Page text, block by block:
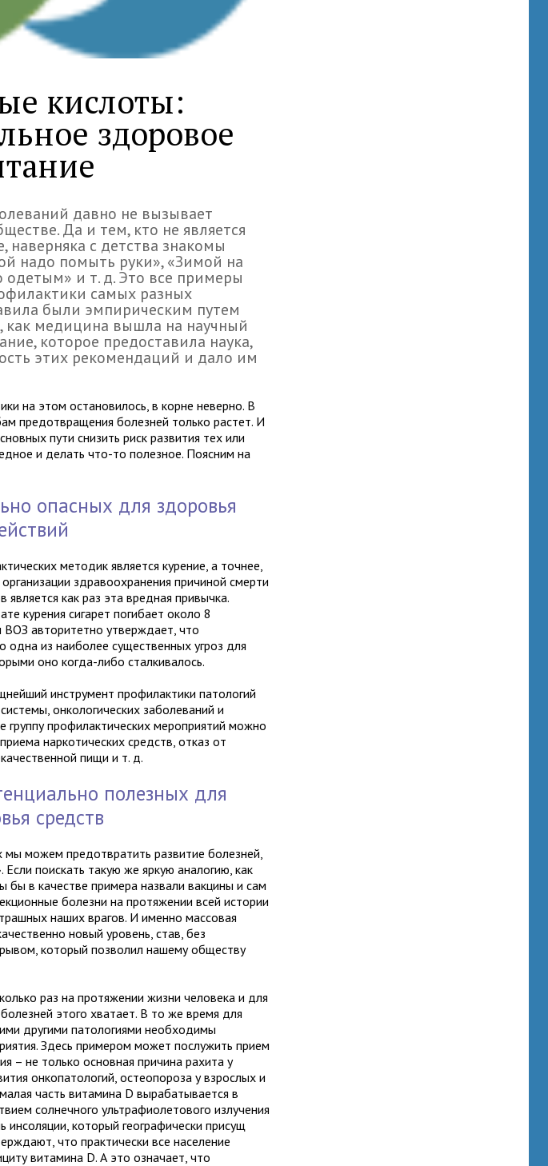
кислоты:
здоровое
давно не вызывает
Да и тем, кто не является
с детства знакомы
надо помыть руки», «Зимой на
и т. д. Это все примеры
самых разных
были эмпирическим путем
как медицина вышла на научный
которое предоставила наука,
этих рекомендаций и дало им
на этом остановилось, в корне неверно. В
предотвращения болезней только растет. И
пути снизить риск развития тех или
и делать что-то полезное. Поясним на
опасных для здоровья
методик является курение, а точнее,
здравоохранения причиной смерти
как раз эта вредная привычка.
курения сигарет погибает около 8
ВОЗ авторитетно утверждает, что
одна из наиболее существенных угроз для
оно когда-либо сталкивалось.
инструмент профилактики патологий
онкологических заболеваний и
группу профилактических мероприятий можно
наркотических средств, отказ от
пищи и т. д.
полезных для
средств
можем предотвратить развитие болезней,
поискать такую же яркую аналогию, как
бы в качестве примера назвали вакцины и сам
болезни на протяжении всей истории
наших врагов. И именно массовая
новый уровень, став, без
который позволил нашему обществу
раз на протяжении жизни человека и для
этого хватает. В то же время для
другими патологиями необходимы
Здесь примером может послужить прием
– не только основная причина рахита у
онкопатологий, остеопороза у взрослых и
часть витамина D вырабатывается в
солнечного ультрафиолетового излучения
инсоляции, который географически присущ
что практически все население
витамина D. А это означает, что